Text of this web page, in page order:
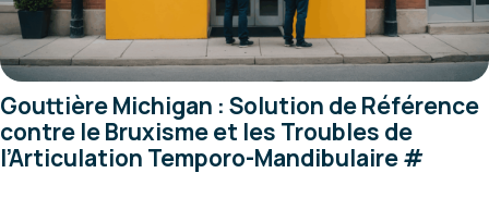
Gouttière Michigan : Solution de Référence
contre le Bruxisme et les Troubles de
l’Articulation Temporo-Mandibulaire#